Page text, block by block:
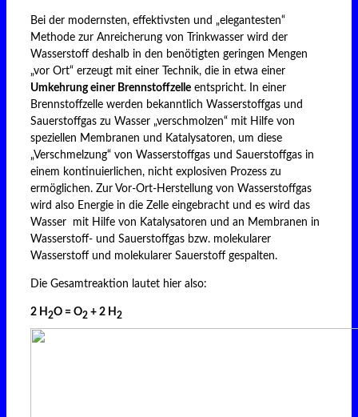
Bei der modernsten, effektivsten und „elegantesten“
Methode zur Anreicherung von Trinkwasser wird der
Wasserstoff deshalb in den benötigten geringen Mengen
„vor Ort“ erzeugt mit einer Technik, die in etwa einer
Umkehrung einer Brennstoffzelle entspricht. In einer
Brennstoffzelle werden bekanntlich Wasserstoffgas und
Sauerstoffgas zu Wasser „verschmolzen“ mit Hilfe von
speziellen Membranen und Katalysatoren, um diese
„Verschmelzung“ von Wasserstoffgas und Sauerstoffgas in
einem kontinuierlichen, nicht explosiven Prozess zu
ermöglichen. Zur Vor-Ort-Herstellung von Wasserstoffgas
wird also Energie in die Zelle eingebracht und es wird das
Wasser mit Hilfe von Katalysatoren und an Membranen in
Wasserstoff- und Sauerstoffgas bzw. molekularer
Wasserstoff und molekularer Sauerstoff gespalten.
Die Gesamtreaktion lautet hier also:
2 H 2O = O2 + 2 H 2